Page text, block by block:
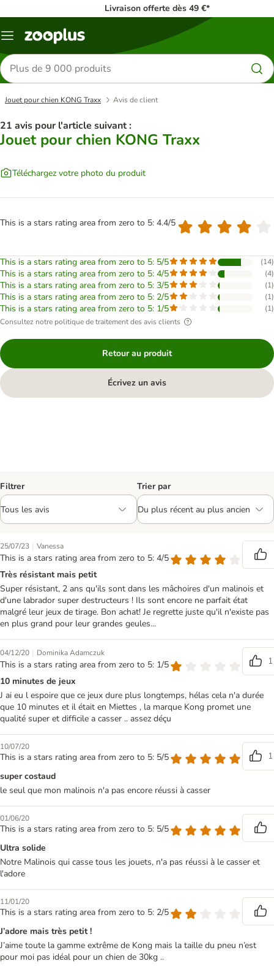
Livraison offerte dès 49 €*
Menu
Rechercher
des
produits
Jouet pour chien KONG Traxx Avis de client
21 avis pour l'article suivant :
Jouet pour chien KONG Traxx
Téléchargez votre photo du produit
This is a stars rating area from zero to 5: 4.4/5
This is a stars rating area from zero to 5: 5/5 (14)
This is a stars rating area from zero to 5: 4/5 (4)
This is a stars rating area from zero to 5: 3/5 (1)
This is a stars rating area from zero to 5: 2/5 (1)
This is a stars rating area from zero to 5: 1/5 (1)
Consultez notre politique de traitement des avis clients
Retour au produit
Écrivez un avis
Filtrer Trier par
25/07/23 | Vanessa
This is a stars rating area from zero to 5: 4/5
Très résistant mais petit
Super résistant, 2 ans qu'ils sont dans les mâchoires d'un malinois et
d'une labrador super destructeurs ! Ils sont encore ne parfait état
malgré leur jeux de tirage. Bon achat! Je regrette juste qu'il n'existe pas
en plus grand pour leur grandes geules...
04/12/20 | Dominika Adamczuk
This is a stars rating area from zero to 5: 1/5
1
10 minutes de jeux
J ai eu l espoire que ce jeux dure plus longtemps, hélas cela n'a durée
que 10 minutes et il était en Miettes , la marque Kong promet une
qualité super et difficile a casser .. assez déçu
10/07/20
This is a stars rating area from zero to 5: 5/5
1
super costaud
le seul que mon malinois n'a pas encore réussi à casser
01/06/20
This is a stars rating area from zero to 5: 5/5
Ultra solide
Notre Malinois qui casse tous les jouets, n'a pas réussi à le casser et
l'adore
11/01/20
This is a stars rating area from zero to 5: 2/5
J’adore mais très petit !
J’aime toute la gamme extrême de Kong mais la taille du pneu n’est
pour moi pas idéal pour un chien de 30kg ..